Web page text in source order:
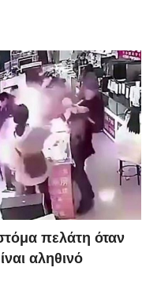
πελάτη όταν
αληθινό